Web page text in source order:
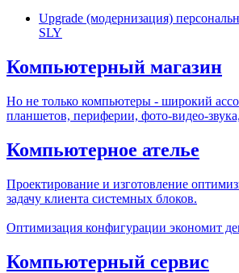
Upgrade (модернизация)
SLY
Компьютерный магазин
Но не только компьютеры - широкий
планшетов, периферии, фото-видео-
Компьютерное ателье
Проектирование и изготовление
задачу клиента системных блоков.
Оптимизация конфигурации экономит
Компьютерный сервис